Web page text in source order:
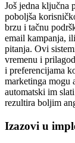
Još jedna ključna
poboljša
brzu i tačnu
email kampanja,
pitanja. Ovi
vremenu i
i preferencijama
marketinga mogu
automatski im
rezultira boljim
Izazovi u